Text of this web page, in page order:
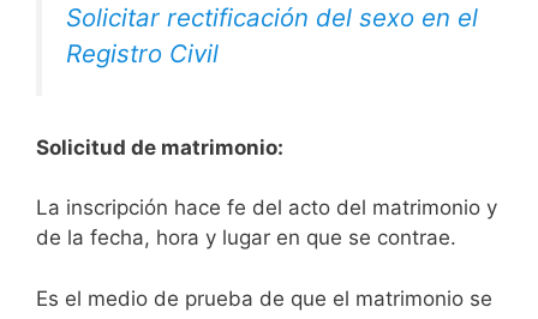
Solicitar rectificación del sexo en el
Registro Civil
Solicitud de matrimonio:
La inscripción hace fe del acto del matrimonio y
de la fecha, hora y lugar en que se contrae.
Es el medio de prueba de que el matrimonio se